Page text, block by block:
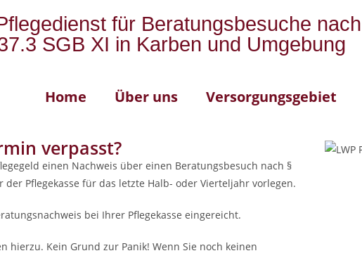
für Beratungsbesuche nach
SGB XI in Karben und Umgebung
Home Über uns Versorgungsgebiet
verpasst?
einen Nachweis über einen Beratungsbesuch nach §
der Pflegekasse für das letzte Halb- oder Vierteljahr vorlegen.
bei Ihrer Pflegekasse eingereicht.
hierzu. Kein Grund zur Panik! Wenn Sie noch keinen